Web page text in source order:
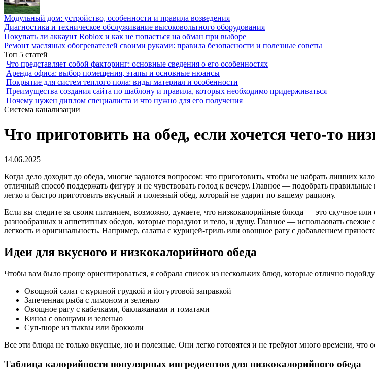
Модульный дом: устройство, особенности и правила возведения
Диагностика и техническое обслуживание высоковольтного оборудования
Покупать ли аккаунт Roblox и как не попасться на обман при выборе
Ремонт масляных обогревателей своими руками: правила безопасности и полезные советы
Топ 5 статей
Что представляет собой факторинг: основные сведения о его особенностях
Аренда офиса: выбор помещения, этапы и основные нюансы
Покрытие для систем теплого пола: виды материал и особенности
Преимущества создания сайта по шаблону и правила, которых необходимо придерживаться
Почему нужен диплом специалиста и что нужно для его получения
Система канализации
Что приготовить на обед, если хочется чего-то
14.06.2025
Когда дело доходит до обеда, многие задаются вопросом: что приготовить, чтобы не набрать лишних
отличный способ поддержать фигуру и не чувствовать голод к вечеру. Главное — подобрать
легко и быстро приготовить вкусный и полезный обед, который не ударит по вашему рациону.
Если вы следите за своим питанием, возможно, думаете, что низкокалорийные блюда — это скучное
разнообразных и аппетитных обедов, которые порадуют и тело, и душу. Главное — использовать
легкость и оригинальность. Например, салаты с курицей-гриль или овощное рагу с добавлением
Идеи для вкусного и низкокалорийного обеда
Чтобы вам было проще ориентироваться, я собрала список из нескольких блюд, которые отлично
Овощной салат с куриной грудкой и йогуртовой заправкой
Запеченная рыба с лимоном и зеленью
Овощное рагу с кабачками, баклажанами и томатами
Киноа с овощами и зеленью
Суп-пюре из тыквы или брокколи
Все эти блюда не только вкусные, но и полезные. Они легко готовятся и не требуют много времени, что
Таблица калорийности популярных ингредиентов для низкокалорийного обеда